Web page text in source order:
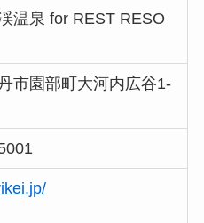
温泉 for REST RESO
市園部町大河内広谷1-